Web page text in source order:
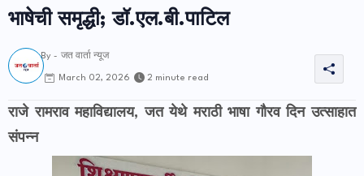
भाषेची समृद्धी; डॉ.एल.बी.पाटिल
By - जत वार्ता न्यूज
March 02, 2026 2 minute read
राजे रामराव महाविद्यालय, जत येथे मराठी भाषा गौरव दिन उत्साहात
संपन्न